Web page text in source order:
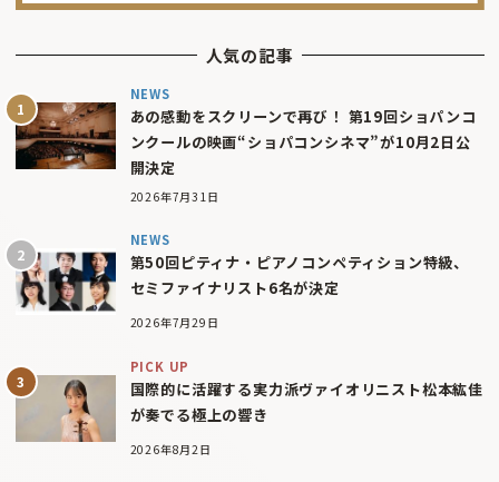
人気の記事
NEWS
あの感動をスクリーンで再び！ 第19回ショパンコ
ンクールの映画“ショパコンシネマ”が10月2日公
開決定
2026年7月31日
NEWS
第50回ピティナ・ピアノコンペティション特級、
セミファイナリスト6名が決定
2026年7月29日
PICK UP
国際的に活躍する実力派ヴァイオリニスト松本紘佳
が奏でる極上の響き
2026年8月2日